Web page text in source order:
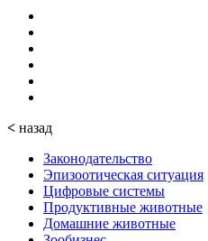
< назад
Законодательство
Эпизоотическая ситуация
Цифровые системы
Продуктивные животные
Домашние животные